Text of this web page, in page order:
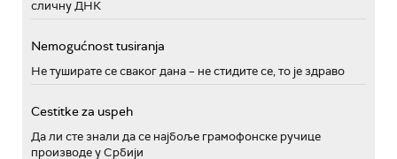
сличну ДНК
Nemogućnost tusiranja
Не туширате се сваког дана – не стидите се, то је здраво
Cestitke za uspeh
Да ли сте знали да се најбоље грамофонске ручице
производе у Србији